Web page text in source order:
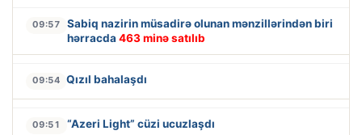
09:57
Sabiq nazirin müsadirə olunan mənzillərindən biri
hərracda 463 minə satılıb
09:54 Qızıl bahalaşdı
09:51 “Azeri Light” cüzi ucuzlaşdı